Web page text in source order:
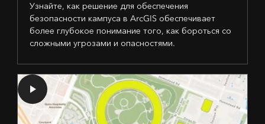
Узнайте, как решение для обеспечения
безопасности кампуса в ArcGIS обеспечивает
более глубокое понимание того, как бороться со
сложными угрозами и опасностями.